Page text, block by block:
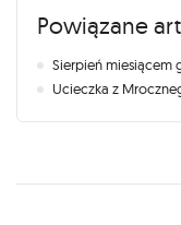
Powiązane
Sierpień miesiącem
Ucieczka z